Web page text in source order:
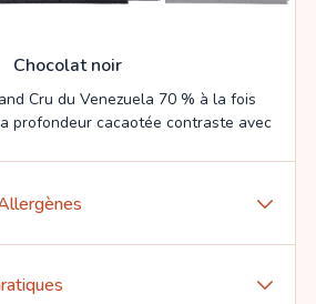
Chocolat noir
Cru du Venezuela 70 % à la fois
profondeur cacaotée contraste avec
entre puissance, acidité et
et gourmand.
arrow_forward_ios
arrow_forward_ios